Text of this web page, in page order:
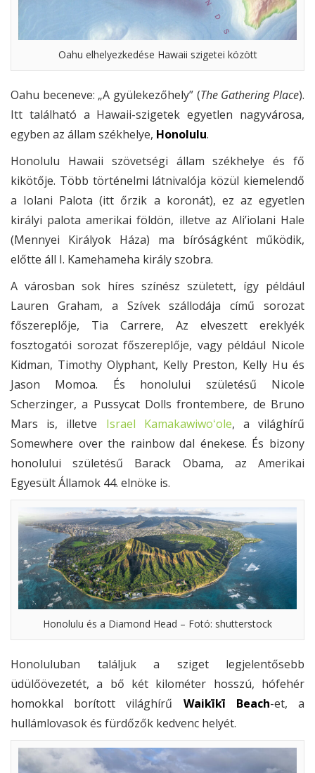
Oahu elhelyezkedése Hawaii szigetei között
Oahu beceneve: „A gyülekezőhely” (The Gathering Place).
Itt található a Hawaii-szigetek egyetlen nagyvárosa,
egyben az állam székhelye, Honolulu.
Honolulu Hawaii szövetségi állam székhelye és fő
kikötője. Több történelmi látnivalója közül kiemelendő
a Iolani Palota (itt őrzik a koronát), ez az egyetlen
királyi palota amerikai földön, illetve az Ali’iolani Hale
(Mennyei Királyok Háza) ma bíróságként működik,
előtte áll I. Kamehameha király szobra.
A városban sok híres színész született, így például
Lauren Graham, a Szívek szállodája című sorozat
főszereplője, Tia Carrere, Az elveszett ereklyék
fosztogatói sorozat főszereplője, vagy például Nicole
Kidman, Timothy Olyphant, Kelly Preston, Kelly Hu és
Jason Momoa. És honolului születésű Nicole
Scherzinger, a Pussycat Dolls frontembere, de Bruno
Mars is, illetve Israel Kamakawiwoʻole, a világhírű
Somewhere over the rainbow dal énekese. És bizony
honolului születésű Barack Obama, az Amerikai
Egyesült Államok 44. elnöke is.
Honolulu és a Diamond Head – Fotó: shutterstock
Honoluluban találjuk a sziget legjelentősebb
üdülőövezetét, a bő két kilométer hosszú, hófehér
homokkal borított világhírű Waikīkī Beach-et, a
hullámlovasok és fürdőzők kedvenc helyét.